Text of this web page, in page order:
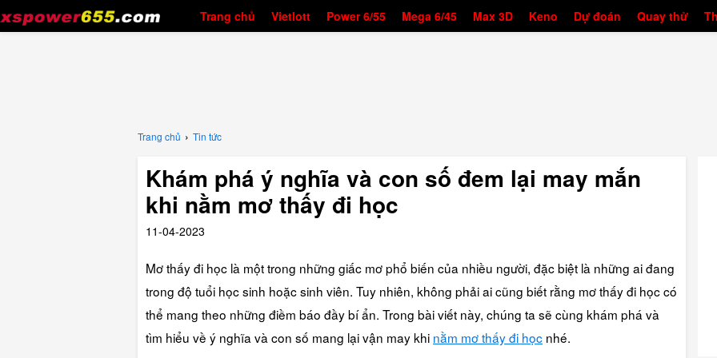
Trang chủ Vietlott Power 6/55 Mega 6/45 Max 3D Keno Dự đoán Quay thử
Trang chủ › Tin tức
Khám phá ý nghĩa và con số đem lại may mắn
khi nằm mơ thấy đi học
11-04-2023
Mơ thấy đi học là một trong những giấc mơ phổ biến của nhiều người, đặc biệt là những ai đang
trong độ tuổi học sinh hoặc sinh viên. Tuy nhiên, không phải ai cũng biết rằng mơ thấy đi học có
thể mang theo những điềm báo đầy bí ẩn. Trong bài viết này, chúng ta sẽ cùng khám phá và
tìm hiểu về ý nghĩa và con số mang lại vận may khi nằm mơ thấy đi học nhé.